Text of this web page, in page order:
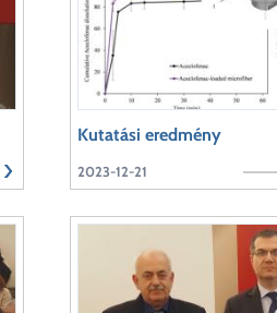
Kutatási eredmény
2023-12-21